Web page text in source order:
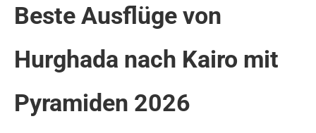
Beste Ausflüge von
Hurghada nach Kairo mit
Pyramiden 2026